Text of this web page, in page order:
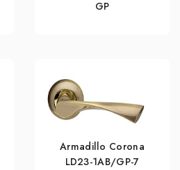
GP
Armadillo Corona
LD23-1AB/GP-7